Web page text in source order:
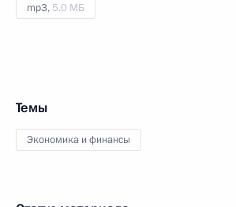
mp3, 5.0 МБ
Темы
Экономика и финансы